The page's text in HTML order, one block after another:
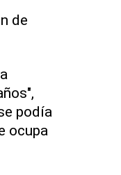
de
podía
ocupa